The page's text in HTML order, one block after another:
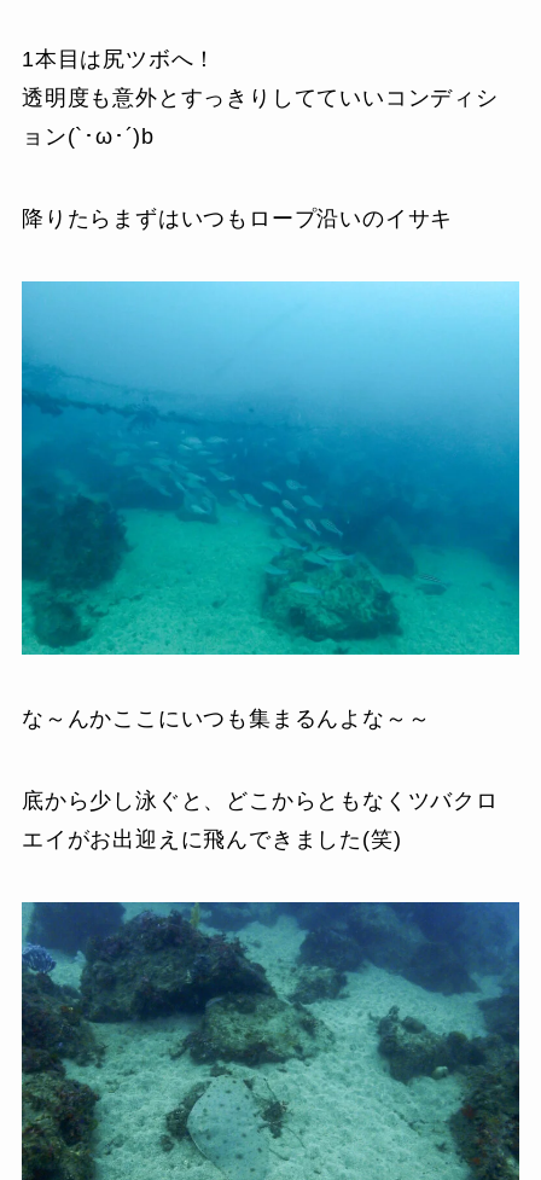
1本目は尻ツボへ！
透明度も意外とすっきりしてていいコンディシ
ョン(`･ω･´)b
降りたらまずはいつもロープ沿いのイサキ
な～んかここにいつも集まるんよな～～
底から少し泳ぐと、どこからともなくツバクロ
エイがお出迎えに飛んできました(笑)